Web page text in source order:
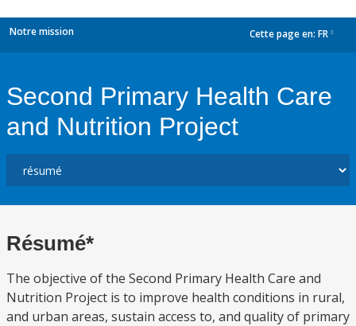
Notre mission Cette page en: FR
Second Primary Health Care
and Nutrition Project
Résumé*
The objective of the Second Primary Health Care and
Nutrition Project is to improve health conditions in rural,
and urban areas, sustain access to, and quality of primary